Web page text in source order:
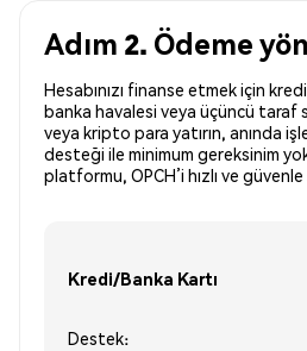
Adım 2. Ödeme
Hesabınızı finanse etmek için
banka havalesi veya üçüncü taraf
veya kripto para yatırın, anında
desteği ile minimum gereksinim
platformu, OPCH’i hızlı ve güvenle
Kredi/Banka Kartı
Destek: